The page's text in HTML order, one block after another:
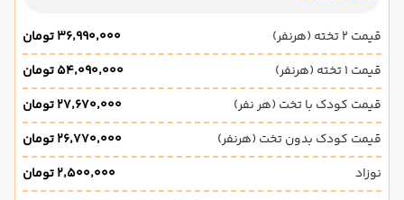
قیمت 2 تخته (هرنفر)
۳۶٬۹۹۰٬۰۰۰ تومان
قیمت 1 تخته (هرنفر)
۵۴٬۰۹۰٬۰۰۰ تومان
قیمت کودک با تخت (هر نفر)
۲۷٬۶۷۰٬۰۰۰ تومان
قیمت کودک بدون تخت (هرنفر)
۲۶٬۷۷۰٬۰۰۰ تومان
نوزاد
۲٬۵۰۰٬۰۰۰ تومان